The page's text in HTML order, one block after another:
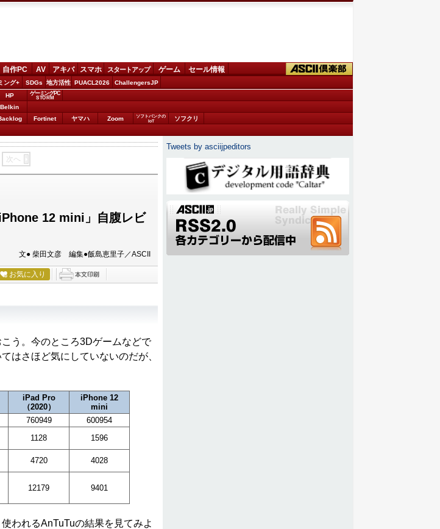
自作PC AV アキバ スマホ スタートアップ ゲーム セール情報
ング+ SDGs 地方活性 PUACL2026 ChallengersJP
HP ゲーミングPC
STORM
Belkin
Fortinet ヤマハ Zoom
ソフトバンクの
IoT
ソフクリ
次へ
12 mini」自腹レビ
文● 柴田文彦 編集●飯島恵里子／ASCII
お気に入り
う。今のところ3Dゲームなどで
はさほど気にしていないのだが、
iPad Pro
（2020）
iPhone 12
mini
760949
600954
1128
1596
4720
4028
12179 9401
われるAnTuTuの結果を見てみよ
Tweets by asciijpeditors